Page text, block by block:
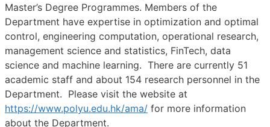
Master’s Degree Programmes. Members of the
Department have expertise in optimization and optimal
control, engineering computation, operational research,
management science and statistics, FinTech, data
science and machine learning. There are currently 51
academic staff and about 154 research personnel in the
Department. Please visit the website at
https://www.polyu.edu.hk/ama/ for more information
about the Department.